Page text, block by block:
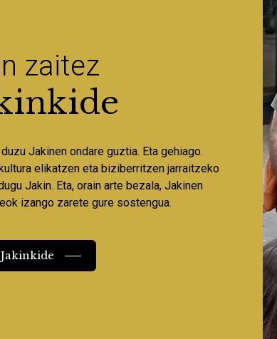
zaitez
duzu Jakinen ondare guztia. Eta gehiago.
elikatzen eta biziberritzen jarraitzeko
Jakin. Eta, orain arte bezala, Jakinen
izango zarete gure sostengua.
Jakinkide